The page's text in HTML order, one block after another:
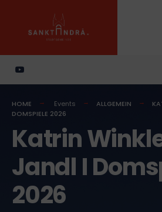
content
HOME Events ALLGEMEIN
DOMSPIELE 2026
Katrin
Jandl I
2026